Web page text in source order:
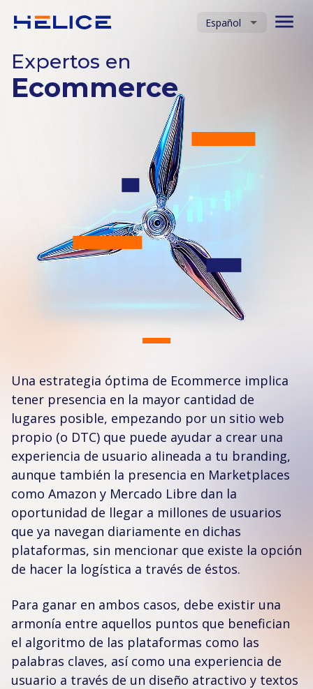
Español
Expertos en
Ecommerce
Una estrategia óptima de Ecommerce implica
tener presencia en la mayor cantidad de
lugares posible, empezando por un sitio web
propio (o DTC) que puede ayudar a crear una
experiencia de usuario alineada a tu branding,
aunque también la presencia en Marketplaces
como Amazon y Mercado Libre dan la
oportunidad de llegar a millones de usuarios
que ya navegan diariamente en dichas
plataformas, sin mencionar que existe la opción
de hacer la logística a través de éstos.
Para ganar en ambos casos, debe existir una
armonía entre aquellos puntos que benefician
el algoritmo de las plataformas como las
palabras claves, así como una experiencia de
usuario a través de un diseño atractivo y textos